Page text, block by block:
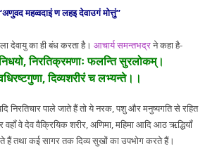
महव्वदाइं ण लहइ देवाउगं मोत्तुं’’
देवायु का ही बंध करता है। आचार्य समन्तभद्रने कहा है-
निरतिक्रमणाः फलन्ति सुरलोकम्।
दिव्यशरीरं च लभ्यन्ते।।
निरतिचार पाले जाते हैं तो ये नरक, पशु और मनुष्यगति से रहित
वहाँ वे देव वैक्रियिक शरीर, अणिमा, महिमा आदि आठ ऋद्धियाँ
हैं तथा कई सागर तक दिव्य सुखों का उपभोग करते हैं।